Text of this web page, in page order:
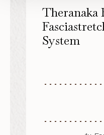
Theranaka
System